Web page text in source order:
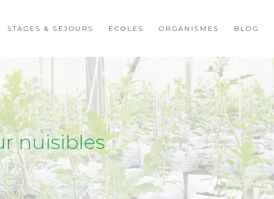
STAGES & SÉJOURS ÉCOLES ORGANISMES BLOG
nuisibles